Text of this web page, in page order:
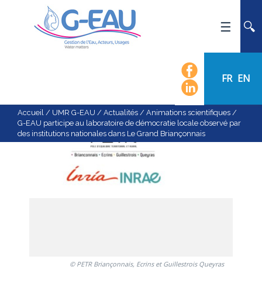
FR EN
ACTUALITÉS
AGENDA
CALENDRIER DES ÉVÈNEMENTS
ORGANIGRAMME
LISTE DU PERSONNEL
Accueil / UMR G-EAU / Actualités / Animations scientifiques /
G-EAU participe au laboratoire de démocratie locale observé par
des institutions nationales dans Le Grand Briançonnais
© PETR Briançonnais, Ecrins et Guillestrois Queyras